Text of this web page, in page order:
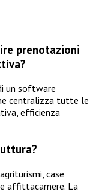
prenotazioni
un software
centralizza tutte le
efficienza
case
affittacamere. La